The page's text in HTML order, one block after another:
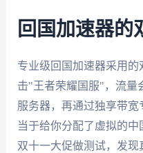
回国加速器的
专业级回国加速器采用
击"王者荣耀国服"，流量
服务器，再通过独享带
当于给你分配了虚拟的
双十一大促做测试，发